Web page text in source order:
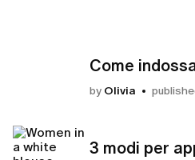
Come
by Olivia
3 modi per